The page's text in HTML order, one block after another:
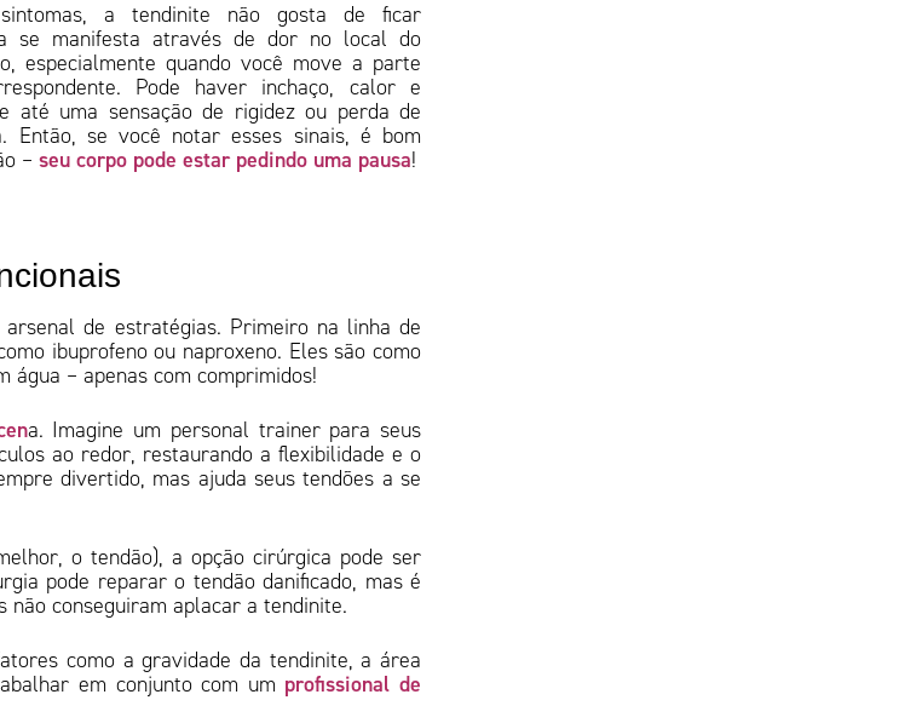
a tendinite não gosta de ficar
se manifesta através de dor no local do
especialmente quando você move a parte
Pode haver inchaço, calor e
até uma sensação de rigidez ou perda de
Então, se você notar esses sinais, é bom
– seu corpo pode estar pedindo uma pausa!
de estratégias. Primeiro na linha de
ibuprofeno ou naproxeno. Eles são como
água – apenas com comprimidos!
a. Imagine um personal trainer para seus
ao redor, restaurando a flexibilidade e o
divertido, mas ajuda seus tendões a se
o tendão), a opção cirúrgica pode ser
pode reparar o tendão danificado, mas é
conseguiram aplacar a tendinite.
como a gravidade da tendinite, a área
em conjunto com um profissional de